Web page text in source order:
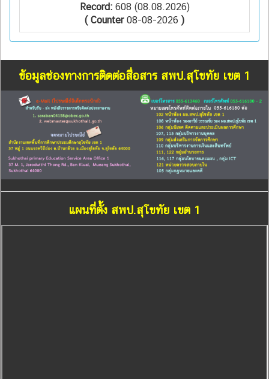
Record:608 (08.08.2026)
( Counter08-08-2026 )
ข้อมูลช่องทางการติดต่อสื่อสาร สพป.สุโขทัย เขต 1
แผนที่ตั้ง สพป.สุโขทัย เขต 1